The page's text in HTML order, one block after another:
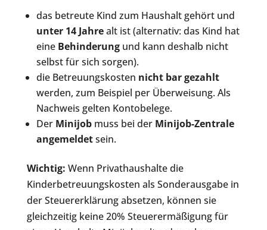
das betreute Kind zum Haushalt gehört und
unter 14 Jahrealt ist (alternativ: das Kind hat
eine Behinderungund kann deshalb nicht
selbst für sich sorgen).
die Betreuungskosten nicht bar gezahlt
werden, zum Beispiel per Überweisung. Als
Nachweis gelten Kontobelege.
Der Minijobmuss bei der Minijob-Zentrale
angemeldetsein.
Wichtig: Wenn Privathaushalte die
Kinderbetreuungskosten als Sonderausgabe in
der Steuererklärung absetzen, können sie
gleichzeitig keine 20% Steuerermäßigung für